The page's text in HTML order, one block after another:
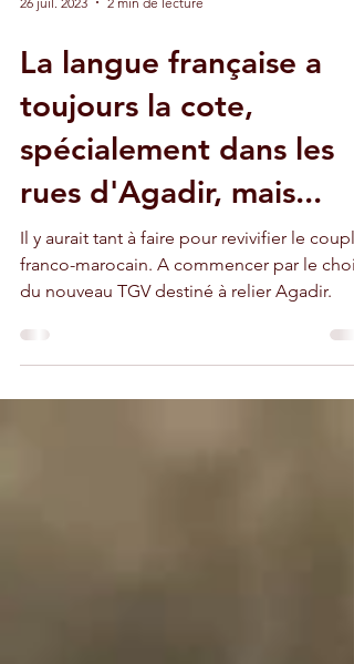
26 juil. 2023 2 min de lecture
La langue française a
toujours la cote,
spécialement dans les
rues d'Agadir, mais...
Il y aurait tant à faire pour revivifier le couple
du nouveau TGV destiné à relier Agadir.